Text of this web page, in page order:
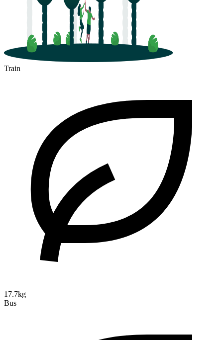
Train
17.7kg
Bus